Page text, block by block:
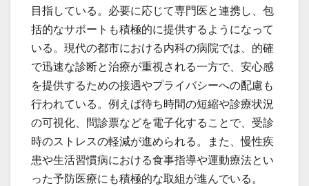
目指している。必要に応じて専門医と連携し、包
括的なサポートも積極的に提供するようになって
いる。現代の都市における内科の病院では、的確
で迅速な診断と治療が重視される一方で、安心感
を提供するための接遇やプライバシーへの配慮も
行われている。例えば待ち時間の短縮や診療状況
の可視化、問診票などを電子化することで、受診
時のストレスの軽減が進められる。また、慢性疾
患や生活習慣病における食事指導や運動療法とい
った予防医療にも積極的な取組が進んでいる。